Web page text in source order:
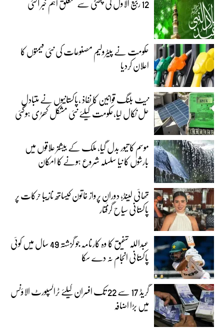
حکومت نے پیٹرولیم مصنوعات کی نئی قیمتوں کا
اعلان کردیا
نیٹ بلنگ قوانین کا نفاذ ،پاکستانیوں نے متبادل
حل نکال لیا،حکومت کیلئے نئی مشکل کھڑی ہوگئی
موسم کا تیور بدل گیا، ملک کے بیشتر علاقوں میں
بارشوں کا نیا سلسلہ شروع ہونے کا امکان
تھائی لینڈ؛ دورانِ پرواز خاتون کیساتھ نازیبا حرکات پر
پاکستانی سیاح گرفتار
عبداللہ شفیق کا وہ کارنامہ جو گزشتہ 49 سال میں کوئی
پاکستانی انجام نہ دے سکا
گریڈ 17 سے 22 تک افسران کیلئے ٹرانسپورٹ الاؤنس
میں بڑا اضافہ